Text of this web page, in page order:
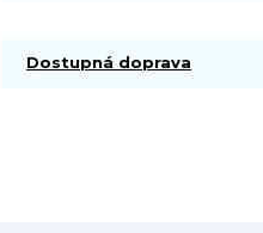
Dostupná doprava